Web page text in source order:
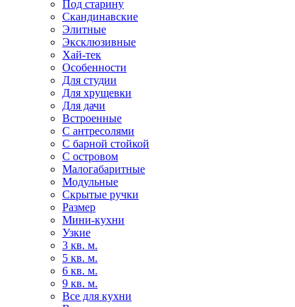
Под старину
Скандинавские
Элитные
Эксклюзивные
Хай-тек
Особенности
Для студии
Для хрущевки
Для дачи
Встроенные
С антресолями
С барной стойкой
С островом
Малогабаритные
Модульные
Скрытые ручки
Размер
Мини-кухни
Узкие
3 кв. м.
5 кв. м.
6 кв. м.
9 кв. м.
Все для кухни